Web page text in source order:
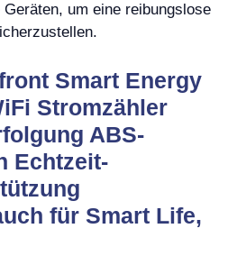
Geräten, um eine reibungslose
Smart Energy
Stromzähler
ABS-
Echtzeit-
für Smart Life,